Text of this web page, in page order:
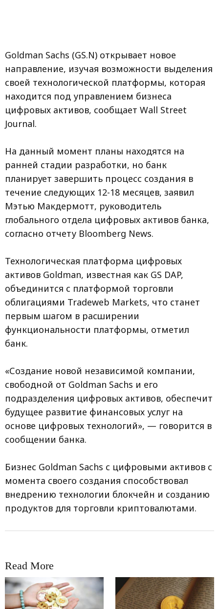
Goldman Sachs (GS.N) открывает новое
направление, изучая возможности выделения
своей технологической платформы, которая
находится под управлением бизнеса
цифровых активов, сообщает Wall Street
Journal.
На данный момент планы находятся на
ранней стадии разработки, но банк
планирует завершить процесс создания в
течение следующих 12-18 месяцев, заявил
Мэтью Макдермотт, руководитель
глобального отдела цифровых активов банка,
согласно отчету Bloomberg News.
Технологическая платформа цифровых
активов Goldman, известная как GS DAP,
объединится с платформой торговли
облигациями Tradeweb Markets, что станет
первым шагом в расширении
функциональности платформы, отметил
банк.
«Создание новой независимой компании,
свободной от Goldman Sachs и его
подразделения цифровых активов, обеспечит
будущее развитие финансовых услуг на
основе цифровых технологий», — говорится в
сообщении банка.
Бизнес Goldman Sachs с цифровыми активов с
момента своего создания способствовал
внедрению технологии блокчейн и созданию
продуктов для торговли криптовалютами.
Read More